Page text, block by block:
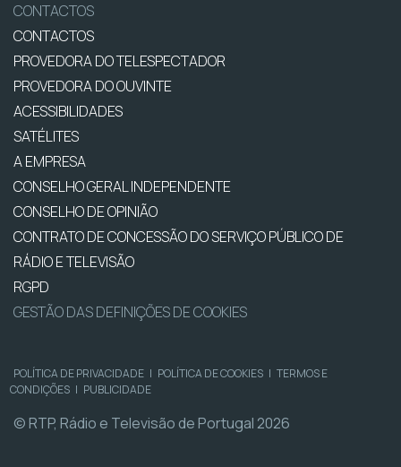
CONTACTOS
CONTACTOS
PROVEDORA DO TELESPECTADOR
PROVEDORA DO OUVINTE
ACESSIBILIDADES
SATÉLITES
A EMPRESA
CONSELHO GERAL INDEPENDENTE
CONSELHO DE OPINIÃO
CONTRATO DE CONCESSÃO DO SERVIÇO PÚBLICO DE
RÁDIO E TELEVISÃO
RGPD
GESTÃO DAS DEFINIÇÕES DE COOKIES
POLÍTICA DE PRIVACIDADE | POLÍTICA DE COOKIES | TERMOS E
CONDIÇÕES | PUBLICIDADE
© RTP, Rádio e Televisão de Portugal 2026